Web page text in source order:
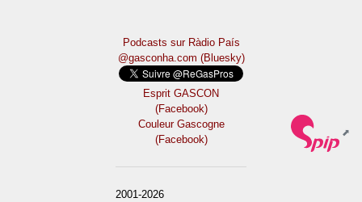
Podcasts sur Ràdio País
@gasconha.com (Bluesky)
Esprit GASCON
(Facebook)
Couleur Gascogne
(Facebook)
2001-2026